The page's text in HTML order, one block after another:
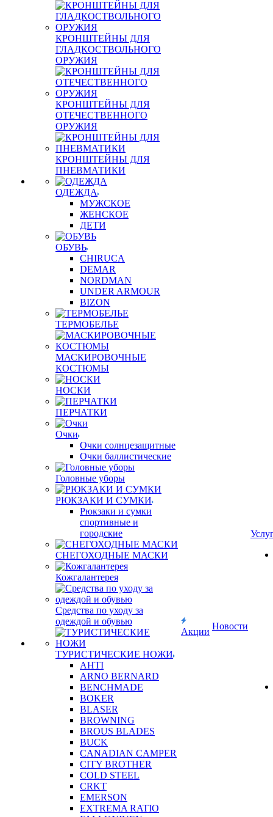
КРОНШТЕЙНЫ ДЛЯ
ГЛАДКОСТВОЛЬНОГО
ОРУЖИЯ
КРОНШТЕЙНЫ ДЛЯ
ОТЕЧЕСТВЕННОГО
ОРУЖИЯ
КРОНШТЕЙНЫ ДЛЯ
ПНЕВМАТИКИ
ОДЕЖДА
МУЖСКОЕ
ЖЕНСКОЕ
ДЕТИ
ОБУВЬ
CHIRUCA
DEMAR
NORDMAN
UNDER ARMOUR
BIZON
ТЕРМОБЕЛЬЕ
МАСКИРОВОЧНЫЕ
КОСТЮМЫ
НОСКИ
ПЕРЧАТКИ
Очки
Очки солнцезащитные
Очки баллистические
Головные уборы
РЮКЗАКИ И СУМКИ
Рюкзаки и сумки
спортивные и
городские
СНЕГОХОДНЫЕ МАСКИ
Кожгалантерея
Средства по уходу за
одеждой и обувью
ТУРИСТИЧЕСКИЕ НОЖИ
AHTI
ARNO BERNARD
BENCHMADE
BOKER
BLASER
BROWNING
BROUS BLADES
BUCK
CANADIAN CAMPER
CITY BROTHER
COLD STEEL
CRKT
EMERSON
EXTREMA RATIO
Акции
Новости